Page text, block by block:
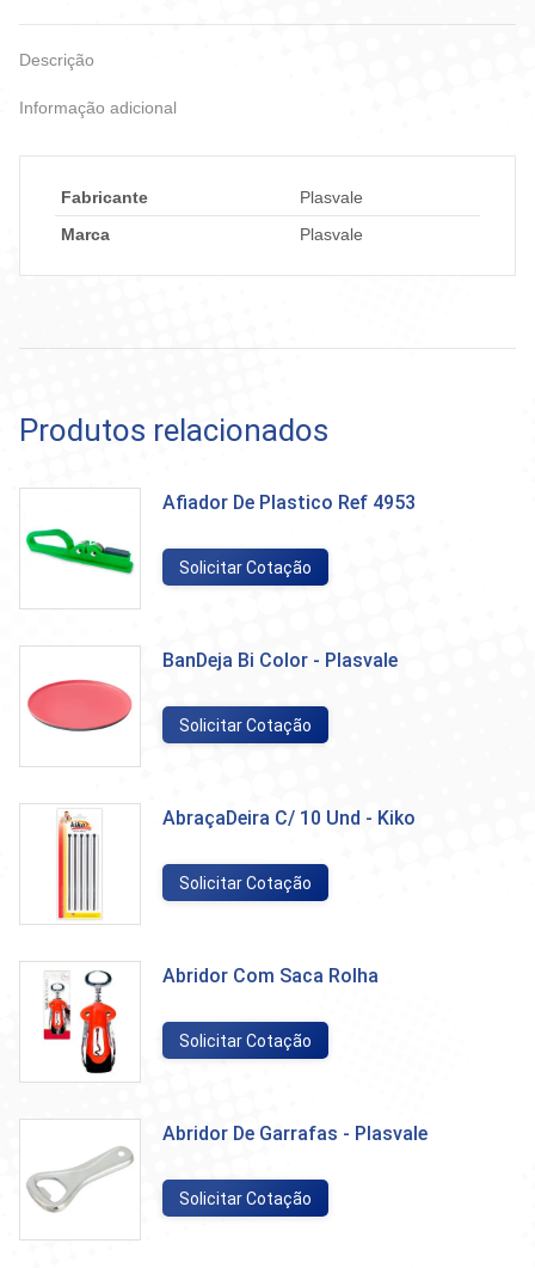
Descrição
Informação adicional
Fabricante
Plasvale
Marca
Plasvale
Produtos relacionados
Afiador De Plastico Ref 4953
Solicitar Cotação
BanDeja Bi Color - Plasvale
Solicitar Cotação
AbraçaDeira C/ 10 Und - Kiko
Solicitar Cotação
Abridor Com Saca Rolha
Solicitar Cotação
Abridor De Garrafas - Plasvale
Solicitar Cotação